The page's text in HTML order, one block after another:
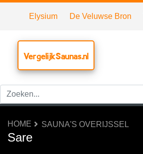
Elysium De Veluwse Bron
VergelijkSaunas.nl
HOME SAUNA'S OVERIJSSEL
Sare